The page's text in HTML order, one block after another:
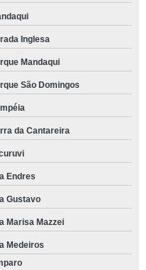
Inglesa
Mandaqui
São Domingos
da Cantareira
Endres
Gustavo
Marisa Mazzei
Medeiros